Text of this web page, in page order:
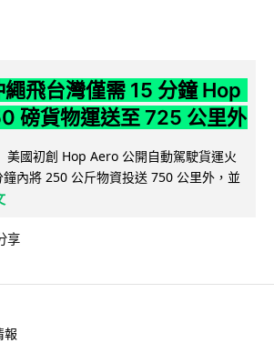
飛台灣僅需 15 分鐘 Hop
磅貨物運送至 725 公里外
美國初創 Hop Aero 公開自動駕駛貨運火
內將 250 公斤物資投送 750 公里外，並
享
報